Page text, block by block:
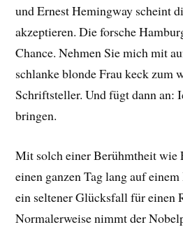
und Ernest Hemingway scheint
akzeptieren. Die forsche
Chance. Nehmen Sie mich mit
schlanke blonde Frau keck zum
Schriftsteller. Und fügt dann an:
bringen.
Mit solch einer Berühmtheit wie
einen ganzen Tag lang auf
ein seltener Glücksfall für einen
Normalerweise nimmt der